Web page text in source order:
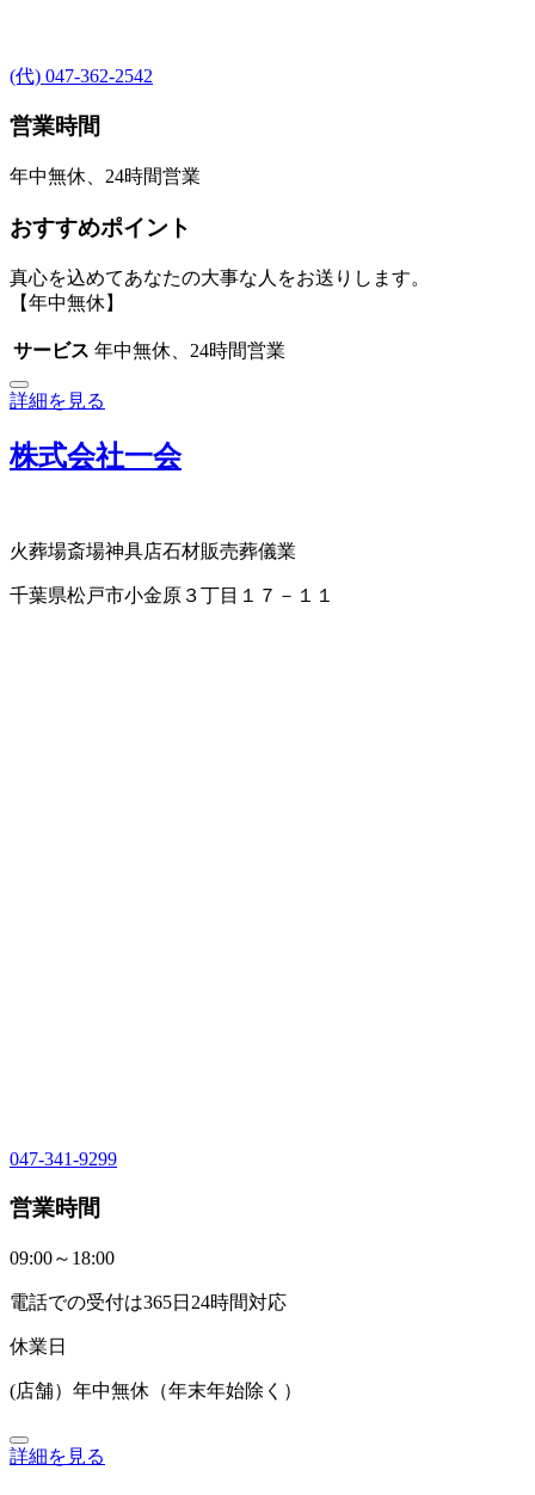
(代) 047-362-2542
営業時間
年中無休、24時間営業
おすすめポイント
真心を込めてあなたの大事な人をお送りします。
【年中無休】
サービス 年中無休、24時間営業
詳細を見る
株式会社一会
火葬場斎場神具店石材販売葬儀業
千葉県松戸市小金原３丁目１７－１１
047-341-9299
営業時間
09:00～18:00
電話での受付は365日24時間対応
休業日
(店舗）年中無休（年末年始除く）
詳細を見る